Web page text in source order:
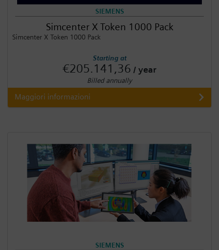
SIEMENS
Simcenter X Token 1000 Pack
Simcenter X Token 1000 Pack
Starting at
€205.141,36 / year
Billed annually
Maggiori informazioni
SIEMENS